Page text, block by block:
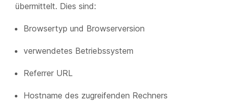
übermittelt. Dies sind:
Browsertyp und Browserversion
verwendetes Betriebssystem
Referrer URL
Hostname des zugreifenden Rechners